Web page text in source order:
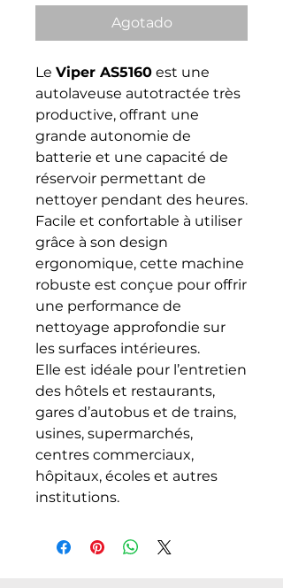
Agotado
Le Viper AS5160 est une
autolaveuse autotractée très
productive, offrant une
grande autonomie de
batterie et une capacité de
réservoir permettant de
nettoyer pendant des heures.
Facile et confortable à utiliser
grâce à son design
ergonomique, cette machine
robuste est conçue pour offrir
une performance de
nettoyage approfondie sur
les surfaces intérieures.
Elle est idéale pour l’entretien
des hôtels et restaurants,
gares d’autobus et de trains,
usines, supermarchés,
centres commerciaux,
hôpitaux, écoles et autres
institutions.